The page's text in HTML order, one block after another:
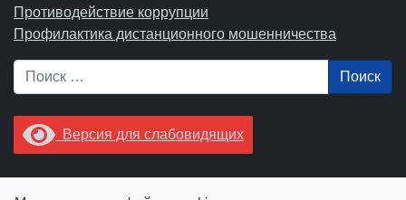
Противодействие коррупции
Профилактика дистанционного мошенничества
Поиск
Версия для слабовидящих